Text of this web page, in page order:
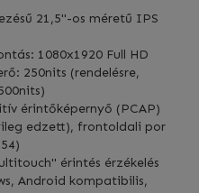
21,5"-os méretű IPS
1080x1920 Full HD
250nits (rendelésre,
érintőképernyő (PCAP)
edzett), frontoldali por
érintés érzékelés
Android kompatibilis,